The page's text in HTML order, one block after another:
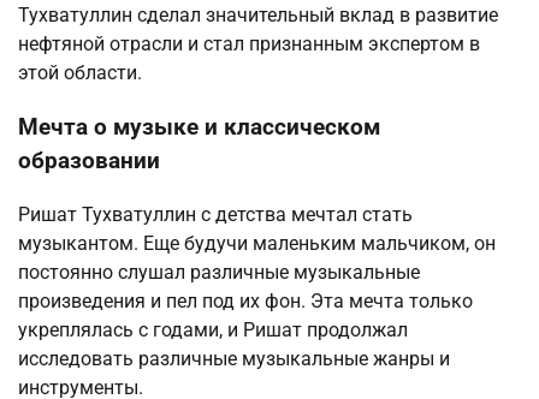
Тухватуллин сделал значительный вклад в развитие
нефтяной отрасли и стал признанным экспертом в
этой области.
Мечта о музыке и классическом
образовании
Ришат Тухватуллин с детства мечтал стать
музыкантом. Еще будучи маленьким мальчиком, он
постоянно слушал различные музыкальные
произведения и пел под их фон. Эта мечта только
укреплялась с годами, и Ришат продолжал
исследовать различные музыкальные жанры и
инструменты.